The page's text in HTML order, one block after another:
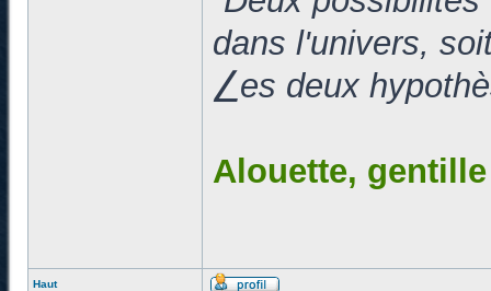
dans l'univers,
⎳es deux
Alouette,
Haut